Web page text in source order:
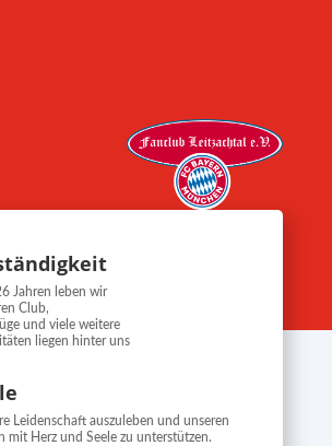
Jahren leben wir
Club,
und viele weitere
liegen hinter uns
Leidenschaft auszuleben und unseren
mit Herz und Seele zu unterstützen.